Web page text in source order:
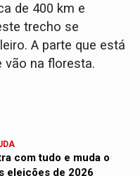
de 400 km e
trecho se
A parte que está
vão na floresta.
com tudo e muda o
eleições de 2026